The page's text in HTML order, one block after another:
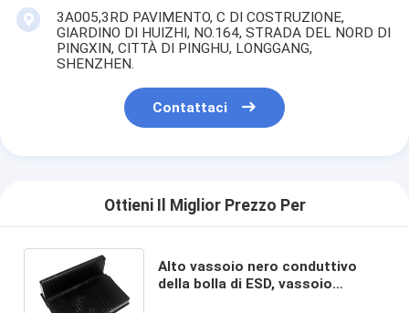
3A005,3RD PAVIMENTO, C DI COSTRUZIONE,
GIARDINO DI HUIZHI, NO.164, STRADA DEL NORD DI
PINGXIN, CITTÀ DI PINGHU, LONGGANG,
SHENZHEN.
Contattaci
Ottieni Il Miglior Prezzo Per
Alto vassoio nero conduttivo
della bolla di ESD, vassoio